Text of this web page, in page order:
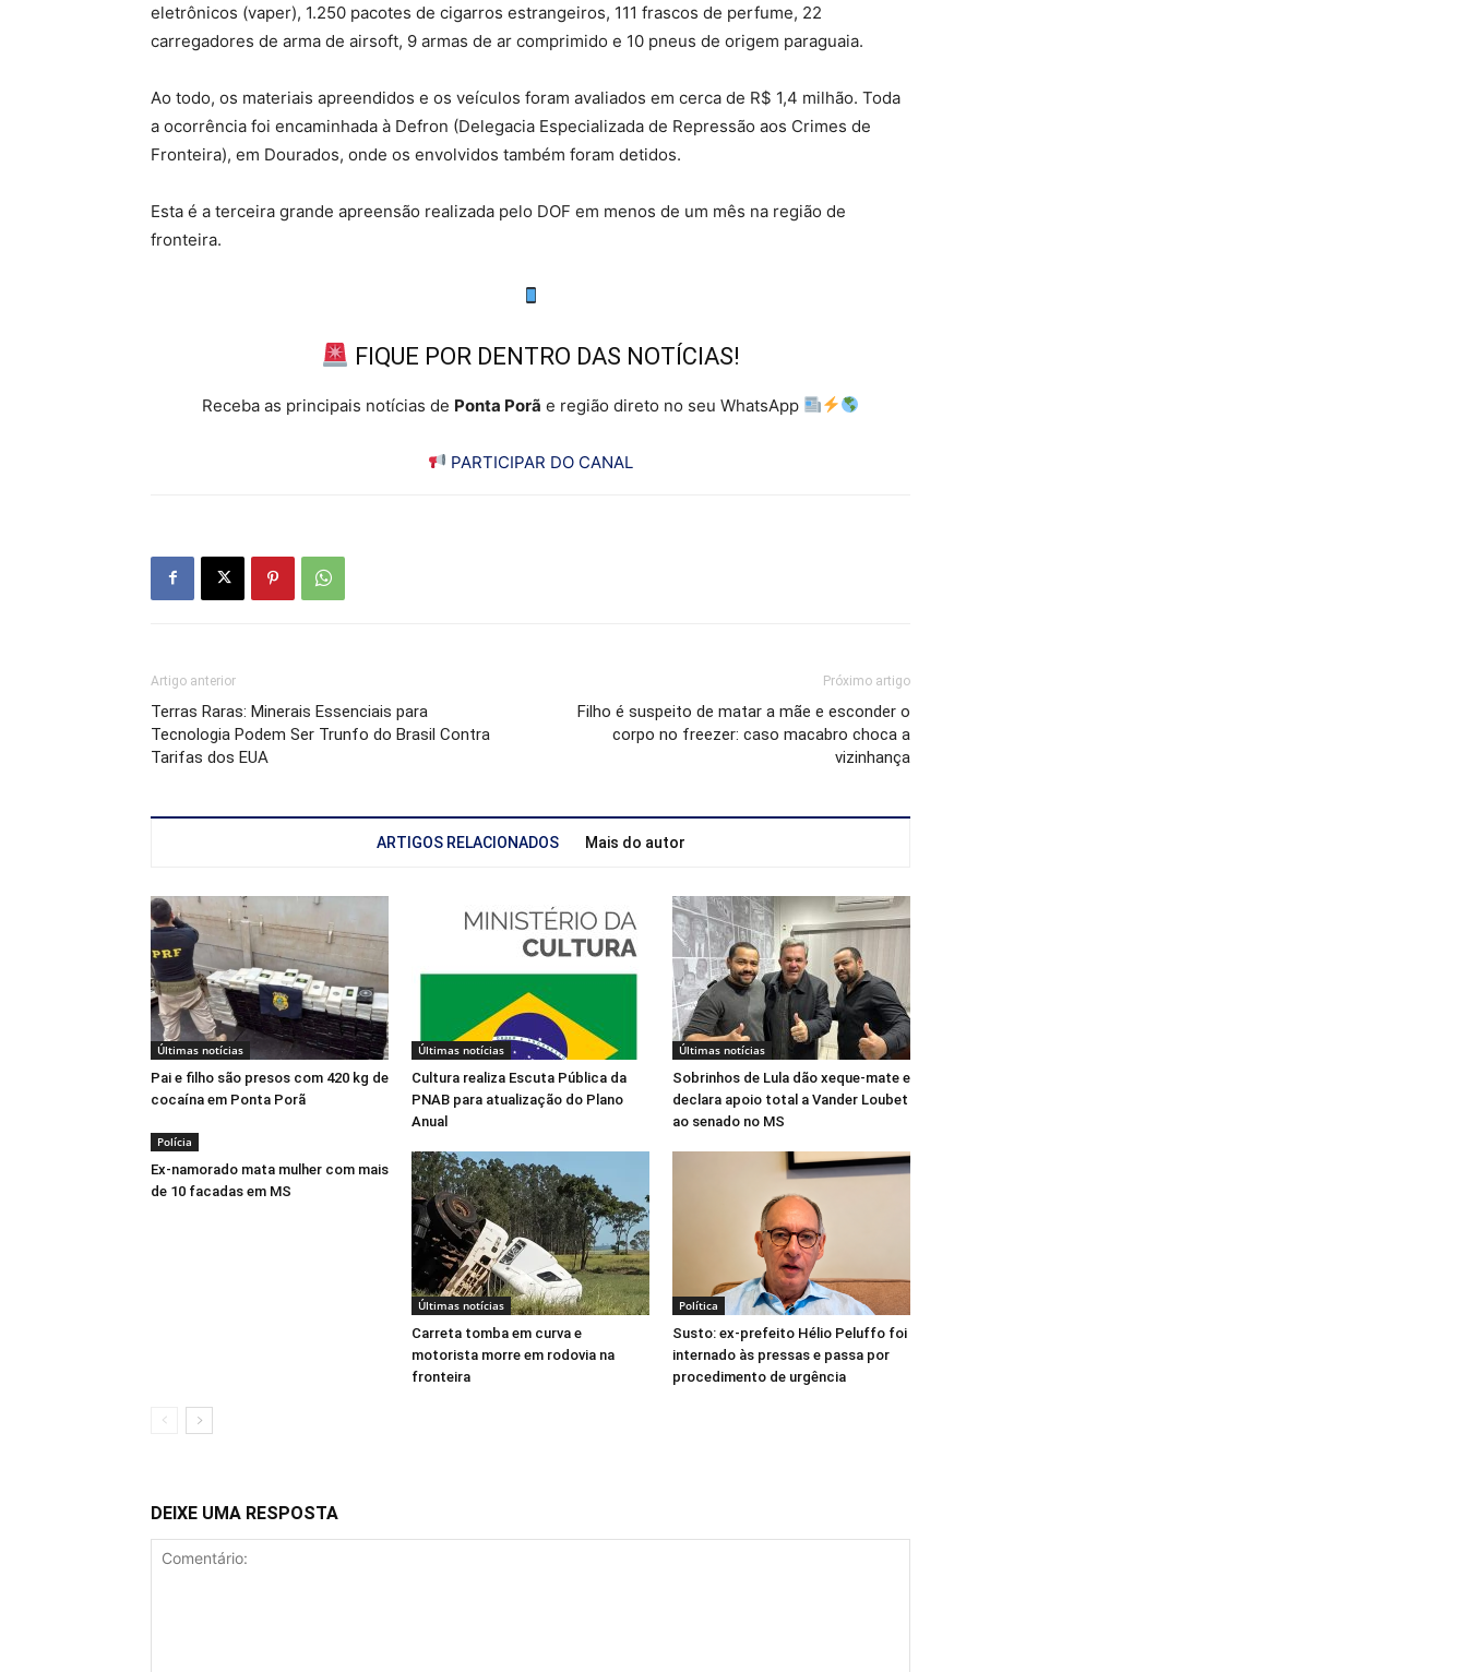
eletrônicos (vaper), 1.250 pacotes de cigarros estrangeiros, 111 frascos de perfume, 22
carregadores de arma de airsoft, 9 armas de ar comprimido e 10 pneus de origem paraguaia.
Ao todo, os materiais apreendidos e os veículos foram avaliados em cerca de R$ 1,4 milhão. Toda
a ocorrência foi encaminhada à Defron (Delegacia Especializada de Repressão aos Crimes de
Fronteira), em Dourados, onde os envolvidos também foram detidos.
Esta é a terceira grande apreensão realizada pelo DOF em menos de um mês na região de
fronteira.
FIQUE POR DENTRO DAS NOTÍCIAS!
Receba as principais notícias de Ponta Porã e região direto no seu WhatsApp
PARTICIPAR DO CANAL
Artigo anterior
Terras Raras: Minerais Essenciais para
Tecnologia Podem Ser Trunfo do Brasil Contra
Tarifas dos EUA
Próximo artigo
Filho é suspeito de matar a mãe e esconder o
corpo no freezer: caso macabro choca a
vizinhança
ARTIGOS RELACIONADOS Mais do autor
Últimas notícias
Pai e filho são presos com 420 kg de
cocaína em Ponta Porã
Últimas notícias
Cultura realiza Escuta Pública da
PNAB para atualização do Plano
Anual
Últimas notícias
Sobrinhos de Lula dão xeque-mate e
declara apoio total a Vander Loubet
ao senado no MS
Polícia
Ex-namorado mata mulher com mais
de 10 facadas em MS
Últimas notícias
Carreta tomba em curva e
motorista morre em rodovia na
fronteira
Política
Susto: ex-prefeito Hélio Peluffo foi
internado às pressas e passa por
procedimento de urgência
DEIXE UMA RESPOSTA